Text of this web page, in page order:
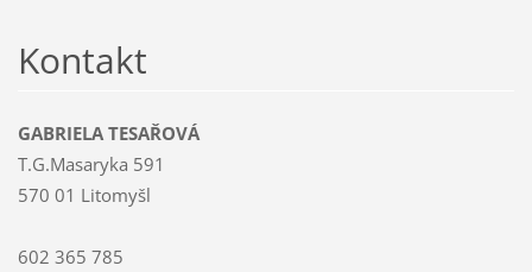
Kontakt
GABRIELA TESAŘOVÁ
T.G.Masaryka 591
570 01 Litomyšl
602 365 785